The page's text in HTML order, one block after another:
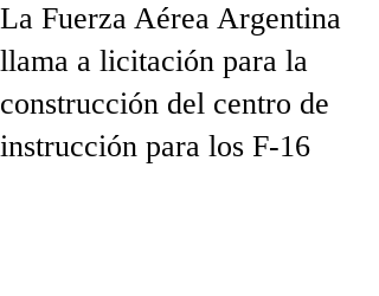
La Fuerza Aérea Argentina
llama a licitación para la
construcción del centro de
instrucción para los F-16